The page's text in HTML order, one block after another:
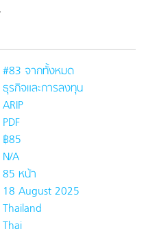
#83 จากทั้งหมด
ธุรกิจและการลงทุน
ARIP
PDF
฿85
N/A
85 หน้า
18 August 2025
Thailand
Thai